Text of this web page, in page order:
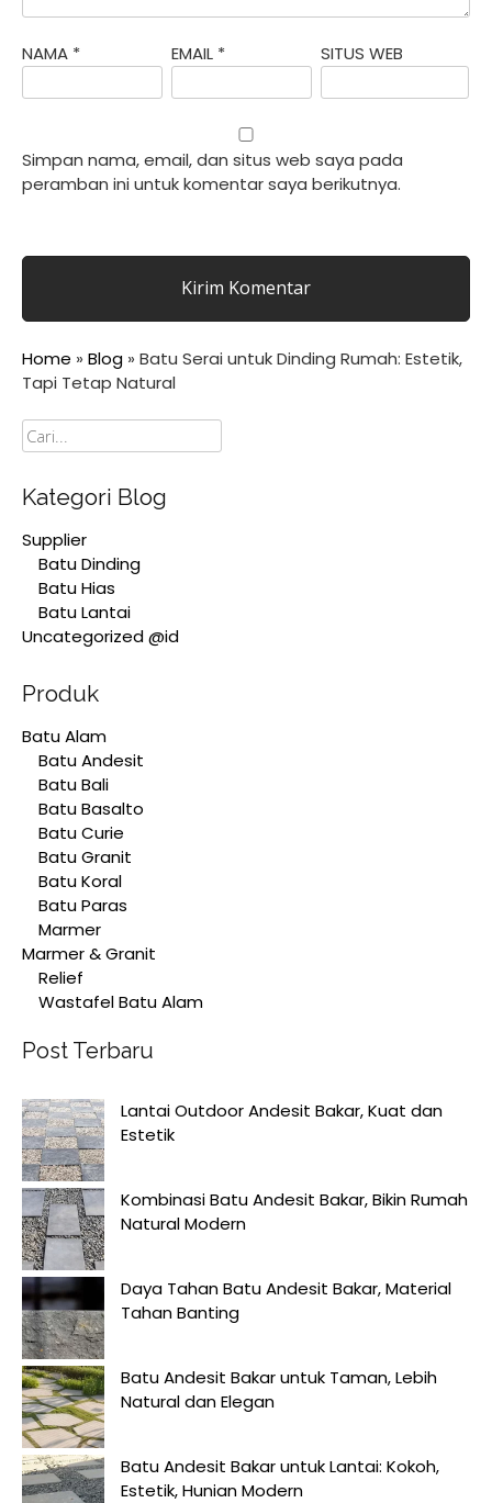
NAMA * EMAIL * SITUS WEB
Simpan nama, email, dan situs web saya pada
peramban ini untuk komentar saya berikutnya.
Home » Blog » Batu Serai untuk Dinding Rumah: Estetik,
Tapi Tetap Natural
Cari
Kategori Blog
Supplier
Batu Dinding
Batu Hias
Batu Lantai
Uncategorized @id
Produk
Batu Alam
Batu Andesit
Batu Bali
Batu Basalto
Batu Curie
Batu Granit
Batu Koral
Batu Paras
Marmer
Marmer & Granit
Relief
Wastafel Batu Alam
Post Terbaru
Lantai Outdoor Andesit Bakar, Kuat dan
Estetik
Kombinasi Batu Andesit Bakar, Bikin Rumah
Natural Modern
Daya Tahan Batu Andesit Bakar, Material
Tahan Banting
Batu Andesit Bakar untuk Taman, Lebih
Natural dan Elegan
Batu Andesit Bakar untuk Lantai: Kokoh,
Estetik, Hunian Modern